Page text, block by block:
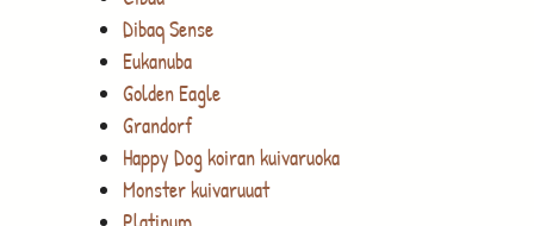
Dibaq Sense
Eukanuba
Golden Eagle
Grandorf
Happy Dog koiran kuivaruoka
Monster kuivaruuat